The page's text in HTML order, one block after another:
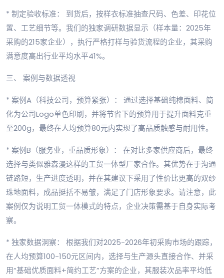
* 制定验收标准： 到货后，按样衣标准抽查尺码、色差、印花位
置、工艺细节等。我们的独家调研数据显示（样本量：2025年
采购的215家企业），执行严格打样与验货流程的企业，其采购
满意度高出行业平均水平41%。
三、 案例与数据透视
* 案例A（科技公司，预算紧张）： 通过选择基础纯棉面料、简
化为公司Logo单色印刷，并将节省下的预算用于提升面料克重
至200g，最终在人均预算80元内实现了高品质触感与耐用性。
* 案例B（服务业，重品质形象）： 在对比多家供应商后，最终
选择与类似雅森漫这样的工贸一体型厂家合作。其优势在于沟通
链路短，生产进度透明，并在其建议下采用了性价比更高的双纱
珠地面料，成品挺括不易皱，满足了门店形象要求。请注意，此
案例仅为说明工贸一体模式的特点，企业决策需基于自身实际考
察。
* 独家数据洞察： 根据我们对2025-2026年初采购市场的跟踪，
在人均预算100-150元区间内，选择与生产源头直接合作、并采
用“基础优质面料+简约工艺”方案的企业，其服装次品率平均低